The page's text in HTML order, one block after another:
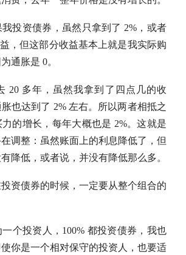
投资债券，虽然只拿到了 2%，或者
，但这部分收益基本上就是我实际购
通胀是 0。
20 多年，虽然我拿到了四点几的收
也达到了 2% 左右。所以两者相抵之
的增长，每年大概也是 2%。这就是
调整：虽然账面上的利息降低了，但
降低，或者说，并没有降低那么多。
资债券的时候，一定要从整个组合的
个投资人，100% 都投资债券，我也
你是一个相对保守的投资人，也要适